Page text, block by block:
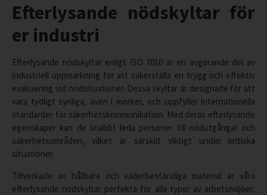
Efterlysande nödskyltar för
er industri
Efterlysande nödskyltar enligt ISO 7010 är en avgörande del av
industriell uppmärkning för att säkerställa en trygg och effektiv
evakuering vid nödsituationer. Dessa skyltar är designade för att
vara tydligt synliga, även i mörker, och uppfyller internationella
standarder för säkerhetskommunikation. Med deras efterlysande
egenskaper kan de snabbt leda personer till nödutgångar och
säkerhetsområden, vilket är särskilt viktigt under kritiska
situationer.
Tillverkade av hållbara och väderbeständiga material är våra
efterlysande nödskyltar perfekta för alla typer av arbetsmiljöer,